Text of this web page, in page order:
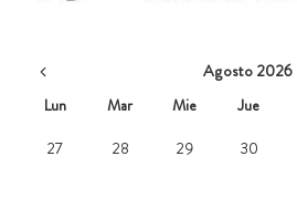
Agosto 2026
Lun
Mar Mie Jue
27
28 29 30